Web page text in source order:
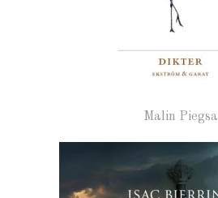
Malin Piegsa